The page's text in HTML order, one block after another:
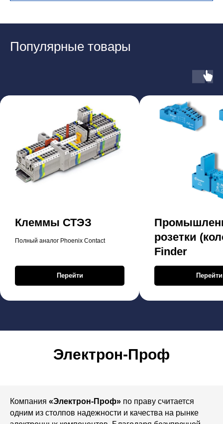
Популярные товары
Клеммы СТЭЗ
Полный аналог Phoenix Contact
Перейти
розетки
Finder
Перейти
Электрон-Проф
Компания «Электрон-Проф» по праву считается
одним из столпов надежности и качества на рынке